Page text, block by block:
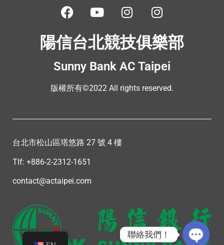
陽信台北競技俱樂部
Sunny Bank AC Taipei
版權所有©2022 All rights reserved.
台北市松山區塔悠路 27 號 4 樓
Tlf: +886-2-2312-1651
contact@actaipei.com
聯絡我們！